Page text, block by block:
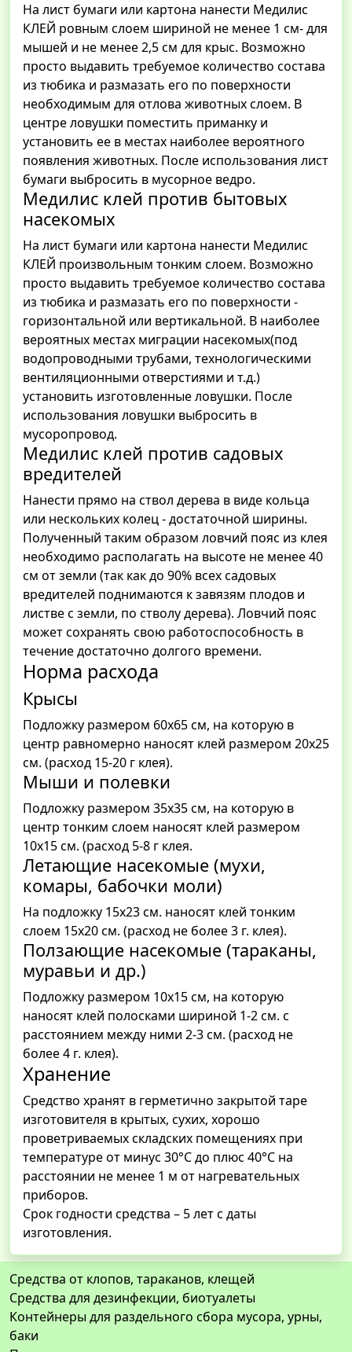
На лист бумаги или картона нанести Медилис
КЛЕЙ ровным слоем шириной не менее 1 см- для
мышей и не менее 2,5 см для крыс. Возможно
просто выдавить требуемое количество состава
из тюбика и размазать его по поверхности
необходимым для отлова животных слоем. В
центре ловушки поместить приманку и
установить ее в местах наиболее вероятного
появления животных. После использования лист
бумаги выбросить в мусорное ведро.
Медилис клей против бытовых
насекомых
На лист бумаги или картона нанести Медилис
КЛЕЙ произвольным тонким слоем. Возможно
просто выдавить требуемое количество состава
из тюбика и размазать его по поверхности -
горизонтальной или вертикальной. В наиболее
вероятных местах миграции насекомых(под
водопроводными трубами, технологическими
вентиляционными отверстиями и т.д.)
установить изготовленные ловушки. После
использования ловушки выбросить в
мусоропровод.
Медилис клей против садовых
вредителей
Нанести прямо на ствол дерева в виде кольца
или нескольких колец - достаточной ширины.
Полученный таким образом ловчий пояс из клея
необходимо располагать на высоте не менее 40
см от земли (так как до 90% всех садовых
вредителей поднимаются к завязям плодов и
листве с земли, по стволу дерева). Ловчий пояс
может сохранять свою работоспособность в
течение достаточно долгого времени.
Норма расхода
Крысы
Подложку размером 60х65 см, на которую в
центр равномерно наносят клей размером 20х25
см. (расход 15-20 г клея).
Мыши и полевки
Подложку размером 35х35 см, на которую в
центр тонким слоем наносят клей размером
10х15 см. (расход 5-8 г клея.
Летающие насекомые (мухи,
комары, бабочки моли)
На подложку 15х23 см. наносят клей тонким
слоем 15х20 см. (расход не более 3 г. клея).
Ползающие насекомые (тараканы,
муравьи и др.)
Подложку размером 10х15 см, на которую
наносят клей полосками шириной 1-2 см. с
расстоянием между ними 2-3 см. (расход не
более 4 г. клея).
Хранение
Средство хранят в герметично закрытой таре
изготовителя в крытых, сухих, хорошо
проветриваемых складских помещениях при
температуре от минус 30°С до плюс 40°С на
расстоянии не менее 1 м от нагревательных
приборов.
Срок годности средства – 5 лет с даты
изготовления.
Средства от клопов, тараканов, клещей
Средства для дезинфекции, биотуалеты
Контейнеры для раздельного сбора мусора, урны,
баки